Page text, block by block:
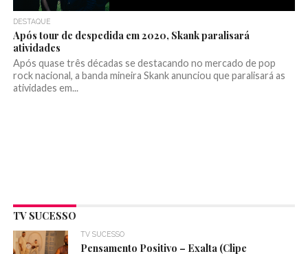
DESTAQUE
Após tour de despedida em 2020, Skank paralisará
atividades
Após quase três décadas se destacando no mercado de pop
rock nacional, a banda mineira Skank anunciou que paralisará as
atividades em...
TV SUCESSO
TV SUCESSO
Pensamento Positivo – Exalta (Clipe